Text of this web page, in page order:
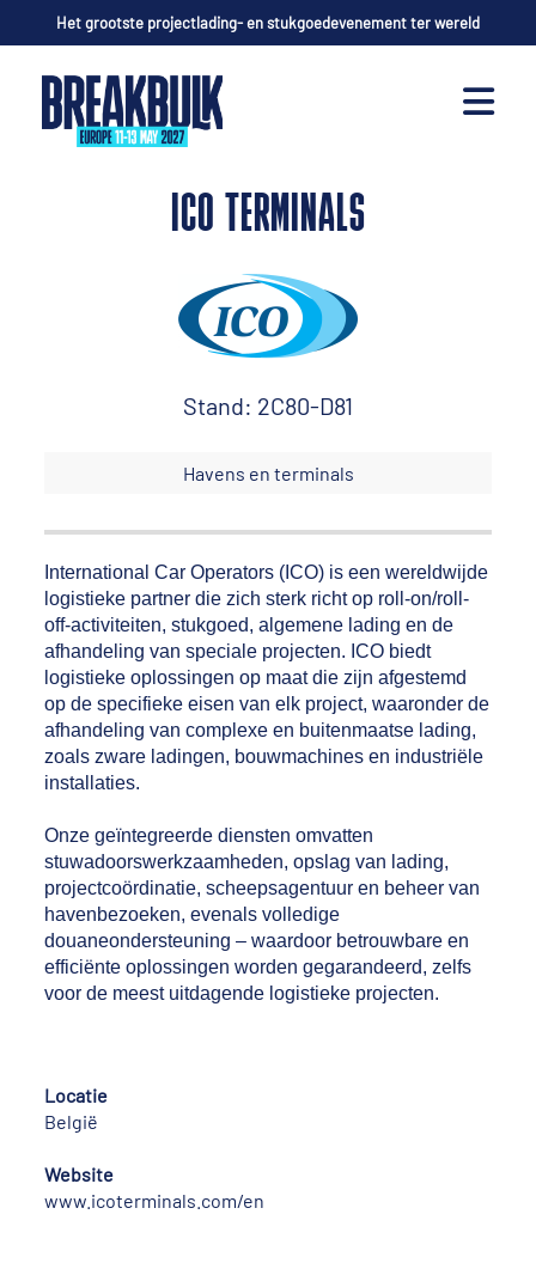
Het grootste projectlading- en stukgoedevenement ter wereld
ICO TERMINALS
Stand: 2C80-D81
Havens en terminals
International Car Operators (ICO) is een wereldwijde
logistieke partner die zich sterk richt op roll-on/roll-
off-activiteiten, stukgoed, algemene lading en de
afhandeling van speciale projecten. ICO biedt
logistieke oplossingen op maat die zijn afgestemd
op de specifieke eisen van elk project, waaronder de
afhandeling van complexe en buitenmaatse lading,
zoals zware ladingen, bouwmachines en industriële
installaties.
Onze geïntegreerde diensten omvatten
stuwadoorswerkzaamheden, opslag van lading,
projectcoördinatie, scheepsagentuur en beheer van
havenbezoeken, evenals volledige
douaneondersteuning – waardoor betrouwbare en
efficiënte oplossingen worden gegarandeerd, zelfs
voor de meest uitdagende logistieke projecten.
Locatie
België
Website
www.icoterminals.com/en